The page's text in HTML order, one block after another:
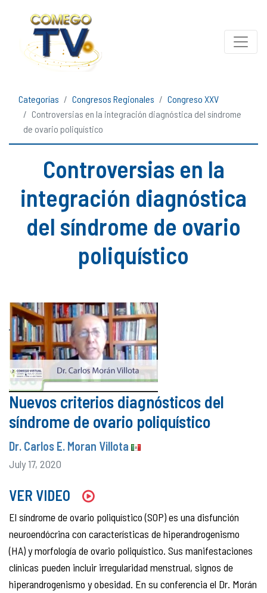
Categorías Congresos Regionales
Congreso XXV
Controversias en la integración diagnóstica del síndrome
de ovario poliquístico
Controversias en la
integración diagnóstica
del síndrome de ovario
poliquístico
Nuevos criterios diagnósticos del
síndrome de ovario poliquístico
Dr. Carlos E. Moran Villota
July 17, 2020
VER VIDEO
El síndrome de ovario poliquístico (SOP) es una disfunción
neuroendócrina con características de hiperandrogenismo
(HA) y morfología de ovario poliquístico. Sus manifestaciones
clínicas pueden incluir irregularidad menstrual, signos de
hiperandrogenismo y obesidad. En su conferencia el Dr. Morán